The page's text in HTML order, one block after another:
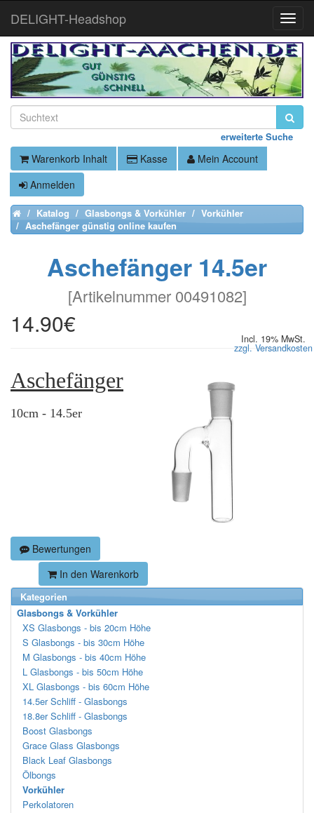
erweiterte Suche
Warenkorb Inhalt Kasse
Mein Account
Anmelden
HomeKatalog Glasbongs & Vorkühler
Vorkühler
Aschefänger günstig online kaufen
Aschefänger 14.5er
[Artikelnummer 00491082]
14.90€
Incl. 19% MwSt.
zzgl. Versandkosten
Aschefänger
10cm - 14.5er
Bewertungen
In den Warenkorb
Kategorien
Glasbongs & Vorkühler
XS Glasbongs - bis 20cm Höhe
S Glasbongs - bis 30cm Höhe
M Glasbongs - bis 40cm Höhe
L Glasbongs - bis 50cm Höhe
XL Glasbongs - bis 60cm Höhe
14.5er Schliff - Glasbongs
18.8er Schliff - Glasbongs
Boost Glasbongs
Grace Glass Glasbongs
Black Leaf Glasbongs
Ölbongs
Vorkühler
Perkolatoren
Toggle
DELIGHT-Headshop